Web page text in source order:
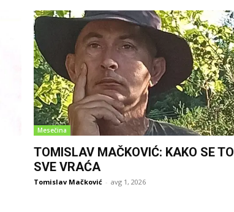
Mesečina
TOMISLAV MAČKOVIĆ: KAKO SE TO
SVE VRAĆA
Tomislav Mačković - avg 1, 2026